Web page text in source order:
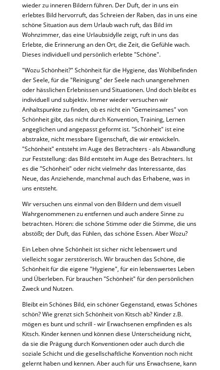
wieder zu inneren Bildern führen. Der Duft, der in uns ein
erlebtes Bild hervorruft, das Schreien der Raben, das in uns eine
schöne Situation aus dem Urlaub wach ruft, das Bild im
Wohnzimmer, das eine Urlaubsidylle zeigt, ruft in uns das
Erlebte, die Erinnerung an den Ort, die Zeit, die Gefühle wach.
Dieses individuell und persönlich erlebte "Schöne".
"Wozu Schönheit?" Schönheit für die Hygiene, das Wohlbefinden
der Seele, für die "Reinigung" der Seele nach unangenehmen
oder hässlichen Erlebnissen und Situationen. Und doch bleibt es
individuell und subjektiv. Immer wieder versuchen wir
Anhaltspunkte zu finden, ob es nicht ein "Gemeinsames" von
Schönheit gibt, das nicht durch Konvention, Training, Lernen
angeglichen und angepasst geformt ist. "Schönheit" ist eine
abstrakte, nicht messbare Eigenschaft, die wir entwickeln.
"Schönheit" entsteht im Auge des Betrachters - als Abwandlung
zur Feststellung: das Bild entsteht im Auge des Betrachters. Ist
es die "Schönheit" oder nicht vielmehr das Interessante, das
Neue, das Anziehende, manchmal auch das Erhabene, was in
uns entsteht.
Wir versuchen uns einmal von den Bildern und dem visuell
Wahrgenommenen zu entfernen und auch andere Sinne zu
betrachten. Hören: die schöne Stimme oder die Stimme, die uns
abstößt; der Duft, das Fühlen, das schöne Essen. Aber Wozu?
Ein Leben ohne Schönheit ist sicher nicht lebenswert und
vielleicht sogar zerstörerisch. Wir brauchen das Schöne, die
Schönheit für die eigene "Hygiene", für ein lebenswertes Leben
und Überleben. Für brauchen "Schönheit" für den persönlichen
Zweck und Nutzen.
Bleibt ein Schönes Bild, ein schöner Gegenstand, etwas Schönes
schön? Wie grenzt sich Schönheit von Kitsch ab? Kinder z.B.
mögen es bunt und schrill - wir Erwachsenen empfinden es als
Kitsch. Kinder kennen und können diese Unterscheidung nicht,
da sie die Prägung durch Konventionen oder auch durch die
soziale Schicht und die gesellschaftliche Konvention noch nicht
gelernt haben und kennen. Aber auch für uns Erwachsene, kann